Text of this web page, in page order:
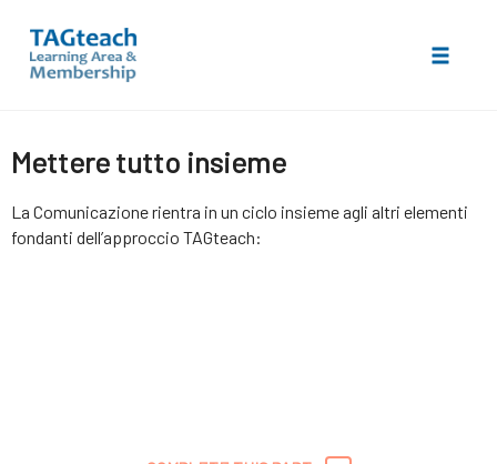
toMettere tutto insieme
La Comunicazione rientra in un ciclo insieme agli altri elementi
fondanti dell’approccio TAGteach: